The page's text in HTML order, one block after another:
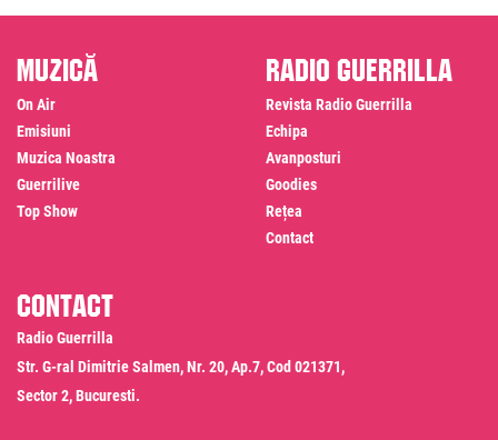
Muzică
On Air
Emisiuni
Muzica Noastra
Guerrilive
Top Show
Radio Guerrilla
Revista Radio Guerrilla
Echipa
Avanposturi
Goodies
Rețea
Contact
Contact
Radio Guerrilla
Str. G-ral Dimitrie Salmen, Nr. 20, Ap.7, Cod 021371,
Sector 2, Bucuresti.